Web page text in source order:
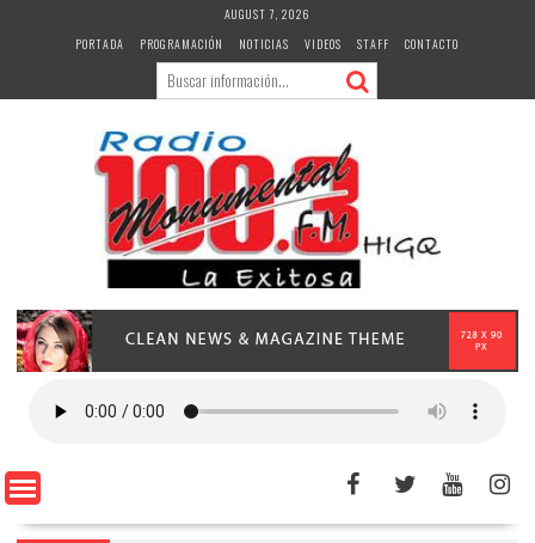
AUGUST 7, 2026
PORTADA
PROGRAMACIÓN NOTICIAS VIDEOS STAFF CONTACTO